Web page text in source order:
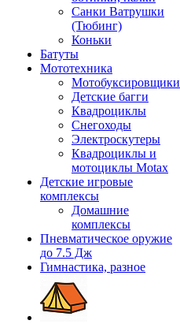
Санки Ватрушки
(Тюбинг)
Коньки
Батуты
Мототехника
Мотобуксировщики
Детские багги
Квадроциклы
Снегоходы
Электроскутеры
Квадроциклы и
мотоциклы Motax
Детские игровые
комплексы
Домашние
комплексы
Пневматическое оружие
до 7.5 Дж
Гимнастика, разное